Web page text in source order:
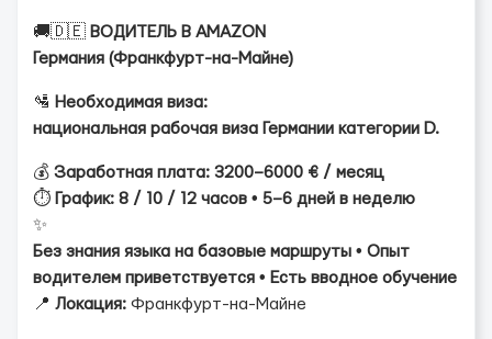
🚚🇩🇪 ВОДИТЕЛЬ В AMAZON
Германия (Франкфурт-на-Майне)
🛂 Необходимая виза:
национальная рабочая виза Германии категории D.
💰 Заработная плата: 3200–6000 € / месяц
⏱️
График: 8 / 10 / 12 часов • 5–6 дней в неделю
✨
Без знания языка на базовые маршруты • Опыт
водителем приветствуется • Есть вводное обучение
📍 Локация: Франкфурт-на-Майне